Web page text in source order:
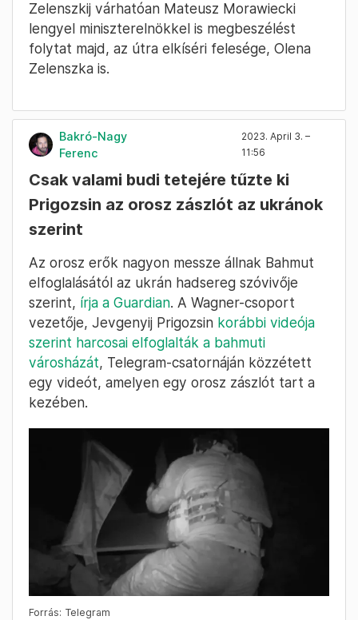
Zelenszkij várhatóan Mateusz Morawiecki
lengyel miniszterelnökkel is megbeszélést
folytat majd, az útra elkíséri felesége, Olena
Zelenszka is.
Bakró-Nagy
Ferenc
2023. April 3. –
11:56
Csak valami budi tetejére tűzte ki
Prigozsin az orosz zászlót az ukránok
szerint
Az orosz erők nagyon messze állnak Bahmut
elfoglalásától az ukrán hadsereg szóvivője
szerint, írja a Guardian. A Wagner-csoport
vezetője, Jevgenyij Prigozsin korábbi videója
szerint harcosai elfoglalták a bahmuti
városházát, Telegram-csatornáján közzétett
egy videót, amelyen egy orosz zászlót tart a
kezében.
Forrás: Telegram